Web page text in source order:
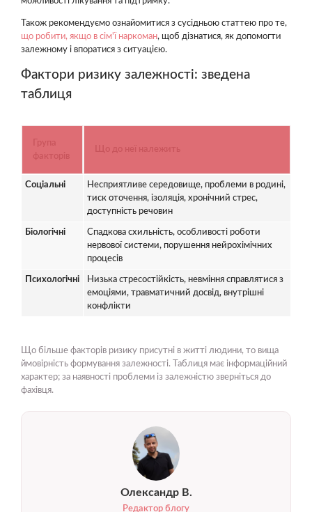
Також рекомендуємо ознайомитися з сусідньою статтею про те,
що робити, якщо в сім'ї наркоман, щоб дізнатися, як допомогти
залежному і впоратися з ситуацією.
Фактори ризику залежності: зведена
таблиця
Група
факторів
Що до неї належить
Соціальні
Несприятливе середовище, проблеми в родині,
тиск оточення, ізоляція, хронічний стрес,
доступність речовин
Біологічні
Спадкова схильність, особливості роботи
нервової системи, порушення нейрохімічних
процесів
Психологічні
Низька стресостійкість, невміння справлятися з
емоціями, травматичний досвід, внутрішні
конфлікти
Що більше факторів ризику присутні в житті людини, то вища
ймовірність формування залежності. Таблиця має інформаційний
характер; за наявності проблеми із залежністю зверніться до
фахівця.
Олександр В.
Редактор блогу